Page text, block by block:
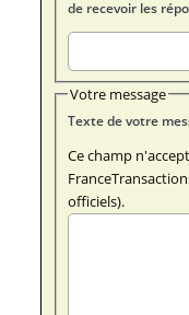
de recevoir les
Votre message
Ce champ
officiels).